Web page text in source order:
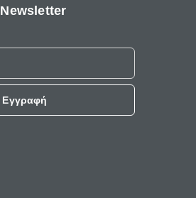
Εγγραφή